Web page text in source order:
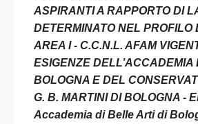
ASPIRANTI A RAPPORTO DI
DETERMINATO NEL PROFILO
AREA I - C.C.N.L. AFAM
ESIGENZE
BOLOGNA E DEL
G. B. MARTINI DI BOLOGNA -
Accademia di Belle Arti di